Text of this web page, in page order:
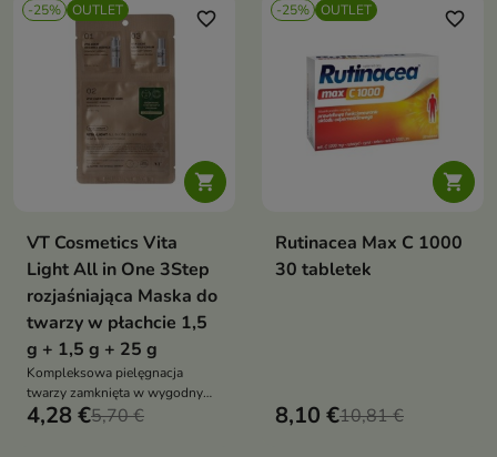
-25% OUTLET

favorite_border
VT Cosmetics Vita
Light All in One 3Step
rozjaśniająca Maska do
twarzy w płachcie 1,5
g + 1,5 g + 25 g
Kompleksowa pielęgnacja
twarzy zamknięta w wygodnym,
3-etapowym zestawie
4,28 €5,70 €
-25% OUTLET

favorite_border
Rutinacea Max C 1000
30 tabletek
8,10 €10,81 €